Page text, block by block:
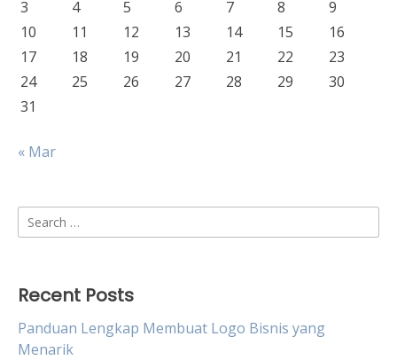
3 4 5 6 7 8
9
10
11 12 13 14 15
16
17
18 19 20 21 22
23
24
25 26 27 28 29
30
31
« Mar
Search
for:
Recent Posts
Panduan Lengkap Membuat Logo Bisnis yang
Menarik